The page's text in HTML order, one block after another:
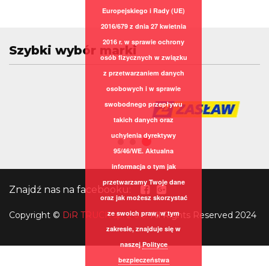
Szybki wybór marki
Znajdź nas na facebooku:
Copyright © DiR TRUCK sp. z o.o.All Rights Reserved 2024
Europejskiego i Rady (UE)
2016/679 z dnia 27 kwietnia
2016 r. w sprawie ochrony
osób fizycznych w związku
z przetwarzaniem danych
osobowych i w sprawie
swobodnego przepływu
takich danych oraz
uchylenia dyrektywy
95/46/WE. Aktualna
informacja o tym jak
przetwarzamy Twoje dane
oraz jak możesz skorzystać
ze swoich praw, w tym
zakresie, znajduje się w
naszejPolityce
bezpieczeństwa